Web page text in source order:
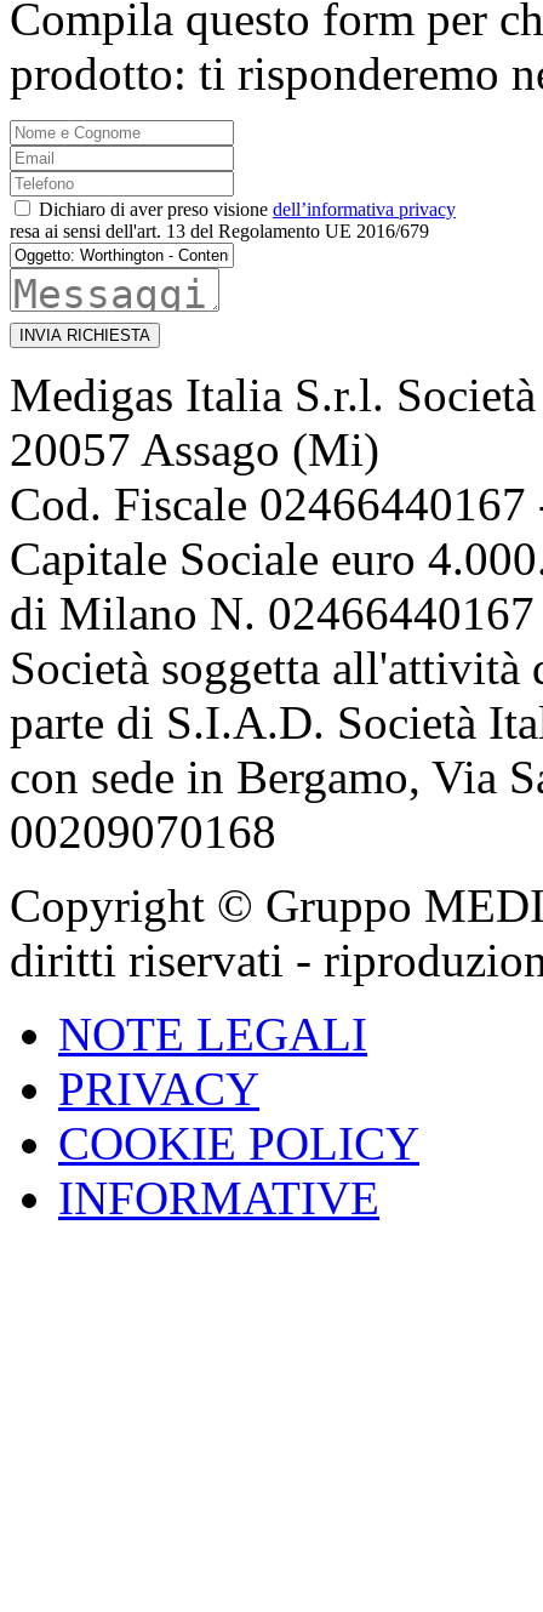
Compila questo form per
prodotto: ti risponderemo
Dichiaro di aver preso visione dell’informativa privacy
resa ai sensi dell'art. 13 del Regolamento UE 2016/679
INVIA RICHIESTA
Medigas Italia S.r.l.
20057 Assago (Mi)
Cod. Fiscale
Capitale Sociale euro
di Milano N.
Società soggetta
parte di S.I.A.D. Società
con sede in Bergamo, Via
00209070168
Copyright © Gruppo
diritti riservati -
NOTE LEGALI
PRIVACY
COOKIE POLICY
INFORMATIVE